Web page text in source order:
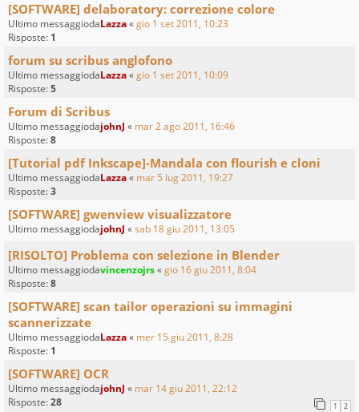
[SOFTWARE] delaboratory: correzione colore
Ultimo messaggiodaLazza«gio 1 set 2011, 10:23
Risposte: 1
forum su scribus anglofono
Ultimo messaggiodaLazza«gio 1 set 2011, 10:09
Risposte:5
Forum di Scribus
Ultimo messaggiodajohnJ « mar 2 ago 2011, 16:46
Risposte:8
[Tutorial pdf Inkscape]-Mandala con flourish e cloni
Ultimo messaggiodaLazza« mar 5 lug 2011, 19:27
Risposte:3
[SOFTWARE] gwenview visualizzatore
Ultimo messaggiodajohnJ «sab 18 giu 2011, 13:05
[RISOLTO] Problema con selezione in Blender
Ultimo messaggiodavincenzojrs«gio 16 giu 2011, 8:04
Risposte:8
[SOFTWARE] scan tailor operazioni su immagini
scannerizzate
Ultimo messaggiodaLazza« mer 15 giu 2011, 8:28
Risposte: 1
[SOFTWARE] OCR
Ultimo messaggiodajohnJ « mar 14 giu 2011, 22:12
Risposte:28 1 2